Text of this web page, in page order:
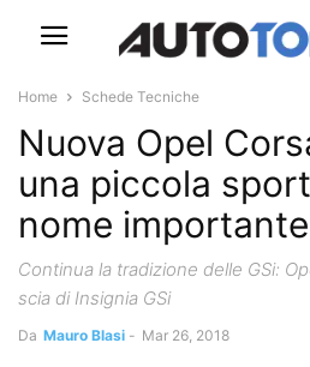
Home Schede Tecniche
Nuova Opel
una piccola
nome importante
Continua la tradizione delle GSi:
scia di Insignia GSi
Da Mauro Blasi - Mar 26, 2018